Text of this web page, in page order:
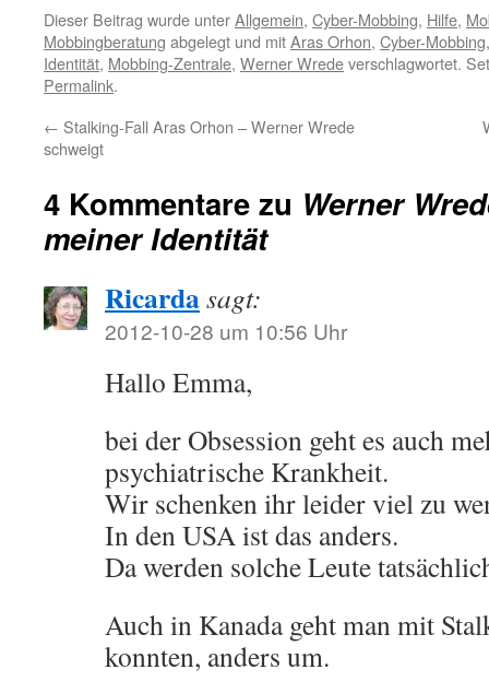
Dieser Beitrag wurde unterAllgemein, Cyber-Mobbing, Hilfe,
Mobbingberatung abgelegt und mitAras Orhon, Cyber-Mobbing
Identität, Mobbing-Zentrale, Werner Wredeverschlagwortet.
Permalink.
← Stalking-Fall Aras Orhon – Werner Wrede
schweigt
4 Kommentare zu Werner
meiner Identität
Ricardasagt:
2012-10-28 um 10:56 Uhr
Hallo Emma,
bei der Obsession geht es auch
psychiatrische Krankheit.
Wir schenken ihr leider viel zu
In den USA ist das anders.
Da werden solche Leute
Auch in Kanada geht man mit
konnten, anders um.